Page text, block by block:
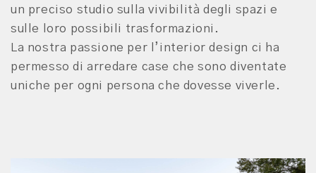
un preciso studio sulla vivibilità degli spazi e
sulle loro possibili trasformazioni.
La nostra passione per l’interior design ci ha
permesso di arredare case che sono diventate
uniche per ogni persona che dovesse viverle.